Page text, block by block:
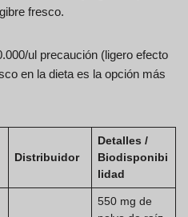
fresco.
ul precaución (ligero efecto
en la dieta es la opción más
Distribuidor
Detalles /
Biodisponibi
lidad
550 mg de